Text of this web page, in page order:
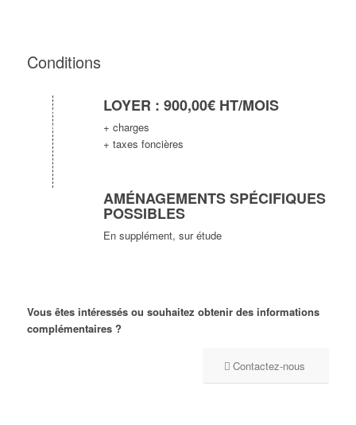
Conditions
LOYER : 900,00€ HT/MOIS
+ charges
+ taxes foncières
AMÉNAGEMENTS SPÉCIFIQUES
POSSIBLES
En supplément, sur étude
Vous êtes intéressés ou souhaitez obtenir des informations
complémentaires ?
Contactez-nous